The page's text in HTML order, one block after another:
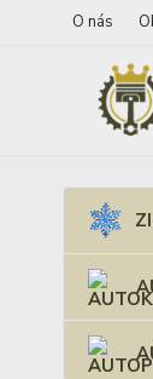
O nás